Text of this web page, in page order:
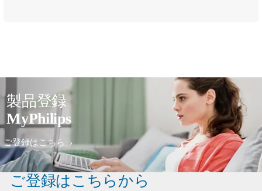
製品登録
MyPhilips
ご登録はこちら
ご登録はこちらから